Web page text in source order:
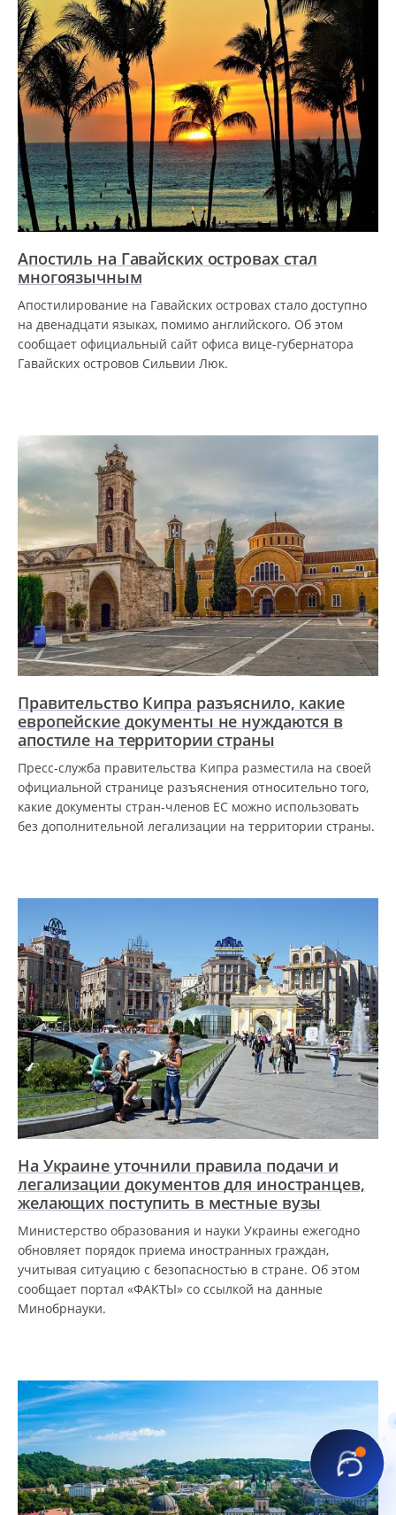
Апостиль на Гавайских островах стал
многоязычным
Апостилирование на Гавайских островах стало доступно
на двенадцати языках, помимо английского. Об этом
сообщает официальный сайт офиса вице-губернатора
Гавайских островов Сильвии Люк.
Правительство Кипра разъяснило, какие
европейские документы не нуждаются в
апостиле на территории страны
Пресс-служба правительства Кипра разместила на своей
официальной странице разъяснения относительно того,
какие документы стран-членов ЕС можно использовать
без дополнительной легализации на территории страны.
На Украине уточнили правила подачи и
легализации документов для иностранцев,
желающих поступить в местные вузы
Министерство образования и науки Украины ежегодно
обновляет порядок приема иностранных граждан,
учитывая ситуацию с безопасностью в стране. Об этом
сообщает портал «ФАКТЫ» со ссылкой на данные
Минобрнауки.